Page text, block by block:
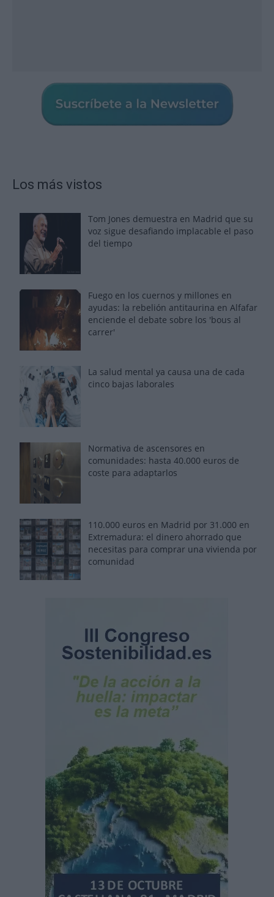
Los más vistos
Tom Jones demuestra en Madrid que su
voz sigue desafiando implacable el paso
del tiempo
Fuego en los cuernos y millones en
ayudas: la rebelión antitaurina en Alfafar
enciende el debate sobre los 'bous al
carrer'
La salud mental ya causa una de cada
cinco bajas laborales
Normativa de ascensores en
comunidades: hasta 40.000 euros de
coste para adaptarlos
110.000 euros en Madrid por 31.000 en
Extremadura: el dinero ahorrado que
necesitas para comprar una vivienda por
comunidad